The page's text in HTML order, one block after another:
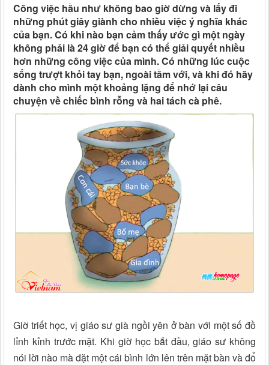
Công việc hầu như không bao giờ dừng và lấy đi
những phút giây giành cho nhiều việc ý nghĩa khác
của bạn. Có khi nào bạn cảm thấy ước gì một ngày
không phải là 24 giờ để bạn có thể giải quyết nhiều
hơn những công việc của mình. Có những lúc cuộc
sống trượt khỏi tay bạn, ngoài tầm với, và khi đó hãy
dành cho mình một khoảng lặng để nhớ lại câu
chuyện về chiếc bình rỗng và hai tách cà phê.
Giờ triết học, vị giáo sư già ngồi yên ở bàn với một số đồ
lỉnh kỉnh trước mặt. Khi giờ học bắt đầu, giáo sư không
nói lời nào mà đặt một cái bình lớn lên trên mặt bàn và đổ